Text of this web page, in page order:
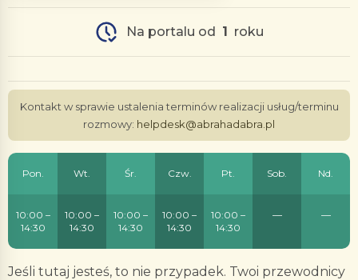
Na portalu od 1 roku
Kontakt w sprawie ustalenia terminów realizacji usług/terminu
rozmowy: helpdesk@abrahadabra.pl
Pon. Wt. Śr. Czw. Pt. Sob. Nd.
10:00 –
14:30
10:00 –
14:30
10:00 –
14:30
10:00 –
14:30
10:00 –
14:30
— —
Jeśli tutaj jesteś, to nie przypadek. Twoi przewodnicy